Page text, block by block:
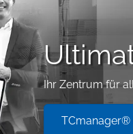
Ihr Zentrum für
TCmanager®